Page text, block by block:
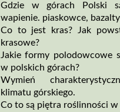
Gdzie w górach Polski
wapienie. piaskowce,
Co to jest kras? Jak
krasowe?
Jakie formy polodowcowe
w polskich górach?
Wymień
klimatu górskiego.
Co to są piętra roślinności w